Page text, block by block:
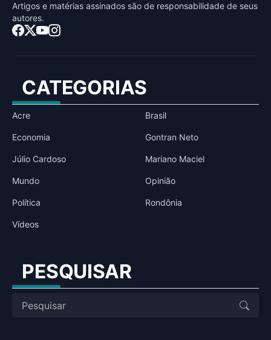
Artigos e matérias assinados sāo de responsabilidade de seus
autores.
CATEGORIAS
Acre Brasil
Economia Gontran Neto
Júlio Cardoso Mariano Maciel
Mundo Opinião
Política Rondônia
Vídeos
PESQUISAR